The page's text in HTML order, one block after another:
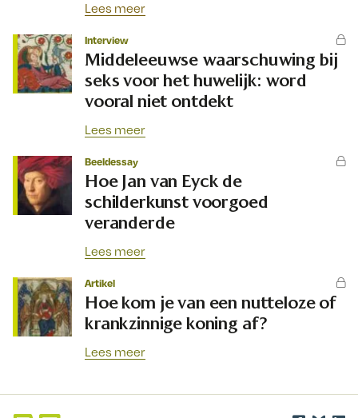
Lees meer
Interview
Middeleeuwse waarschuwing bij
seks voor het huwelijk: word
vooral niet ontdekt
Lees meer
Beeldessay
Hoe Jan van Eyck de
schilderkunst voorgoed
veranderde
Lees meer
Artikel
Hoe kom je van een nutteloze of
krankzinnige koning af?
Lees meer